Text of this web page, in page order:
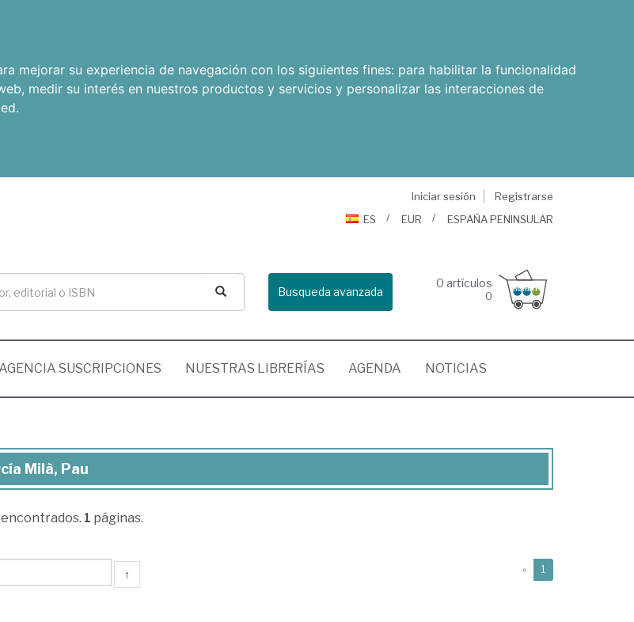
mejorar su experiencia de navegación con los siguientes fines: para habilitar la funcionalidad
, medir su interés en nuestros productos y servicios y personalizar las interacciones de
.
Iniciar sesión
Registrarse
ES
EUR ESPAÑA PENINSULAR
Busqueda avanzada
0 artículos
0
SUSCRIPCIONES NUESTRAS LIBRERÍAS AGENDA NOTICIAS
Milà, Pau
1 páginas.
↑ « 1